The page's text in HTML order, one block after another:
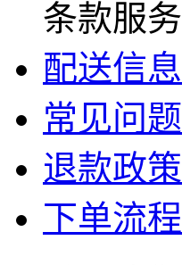
条款服务
配送信息
常见问题
退款政策
下单流程